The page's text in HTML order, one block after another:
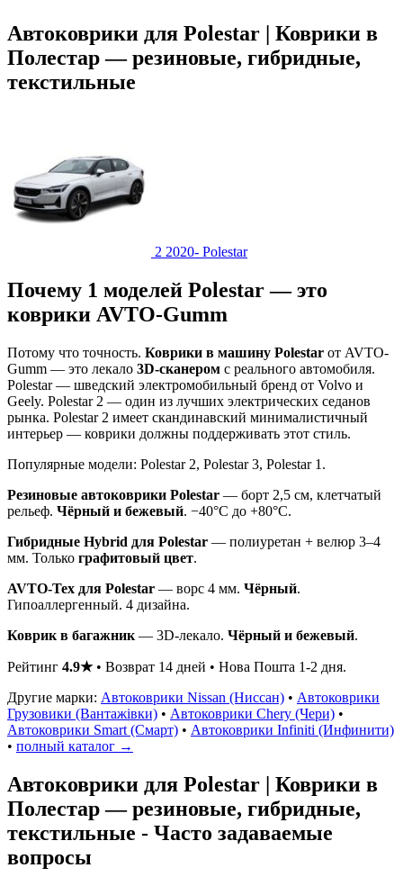
Автоковрики для Polestar | Коврики в
Полестар — резиновые, гибридные,
текстильные
2 2020- Polestar
Почему 1 моделей Polestar — это
коврики AVTO-Gumm
Потому что точность. Коврики в машину Polestar от AVTO-
Gumm — это лекало 3D-сканером с реального автомобиля.
Polestar — шведский электромобильный бренд от Volvo и
Geely. Polestar 2 — один из лучших электрических седанов
рынка. Polestar 2 имеет скандинавский минималистичный
интерьер — коврики должны поддерживать этот стиль.
Популярные модели: Polestar 2, Polestar 3, Polestar 1.
Резиновые автоковрики Polestar — борт 2,5 см, клетчатый
рельеф. Чёрный и бежевый. −40°C до +80°C.
Гибридные Hybrid для Polestar — полиуретан + велюр 3–4
мм. Только графитовый цвет.
AVTO-Tex для Polestar — ворс 4 мм. Чёрный.
Гипоаллергенный. 4 дизайна.
Коврик в багажник — 3D-лекало. Чёрный и бежевый.
Рейтинг 4.9★• Возврат 14 дней • Нова Пошта 1-2 дня.
Другие марки: Автоковрики Nissan (Ниссан) • Автоковрики
Грузовики (Вантажівки) • Автоковрики Chery (Чери) •
Автоковрики Smart (Смарт) • Автоковрики Infiniti (Инфинити)
• полный каталог →
Автоковрики для Polestar | Коврики в
Полестар — резиновые, гибридные,
текстильные - Часто задаваемые
вопросы